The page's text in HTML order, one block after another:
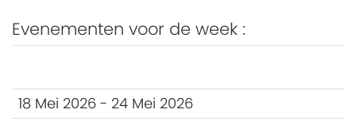
Evenementen voor de week :
18 Mei 2026 - 24 Mei 2026